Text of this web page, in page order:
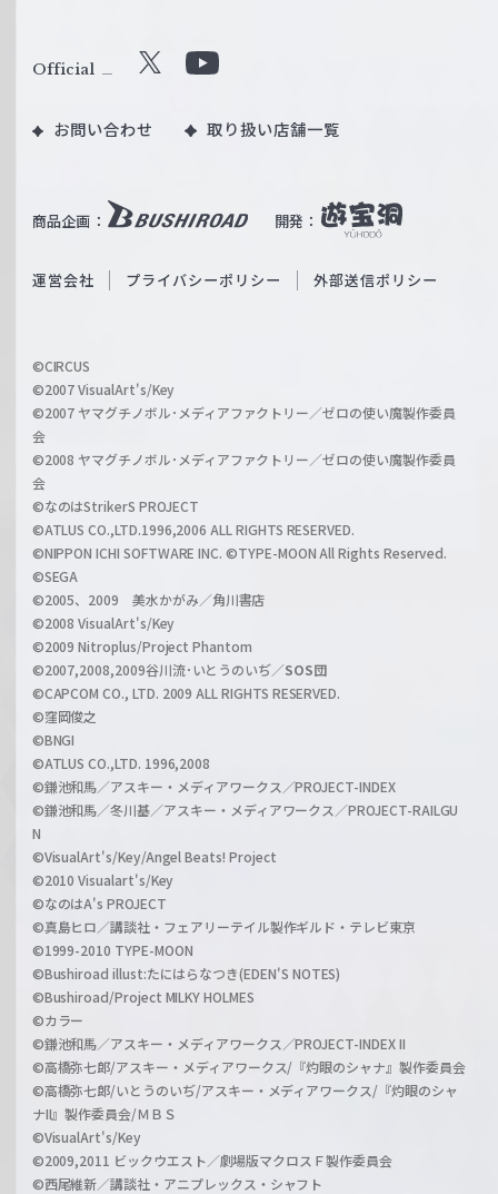
ル
W
ß
c
a
r
z
商品企画： 開発：
Official X
u
b
O
i
l
h
a
n
l
お問い合わせ 取り扱い店舗一覧
運営会社 プライバシーポリシー 外部送信ポリシー
©CIRCUS
©2007 VisualArt's/Key
©2007 ヤマグチノボル･メディアファクトリー／ゼロの使い魔製作委員
会
©2008 ヤマグチノボル･メディアファクトリー／ゼロの使い魔製作委員
会
©なのはStrikerS PROJECT
©ATLUS CO.,LTD.1996,2006 ALL RIGHTS RESERVED.
©NIPPON ICHI SOFTWARE INC. ©TYPE-MOON All Rights Reserved.
©SEGA
©2005、2009 美水かがみ／角川書店
©2008 VisualArt's/Key
©2009 Nitroplus/Project Phantom
©2007,2008,2009谷川流･いとうのいぢ／SOS団
©CAPCOM CO., LTD. 2009 ALL RIGHTS RESERVED.
©窪岡俊之
©BNGI
©ATLUS CO.,LTD. 1996,2008
©鎌池和馬／アスキー・メディアワークス／PROJECT-INDEX
©鎌池和馬／冬川基／アスキー・メディアワークス／PROJECT-RAILGU
N
©VisualArt's/Key/Angel Beats! Project
©2010 Visualart's/Key
©なのはA's PROJECT
©真島ヒロ／講談社・フェアリーテイル製作ギルド・テレビ東京
©1999-2010 TYPE-MOON
©Bushiroad illust:たにはらなつき(EDEN'S NOTES)
©Bushiroad/Project MILKY HOLMES
©カラー
©鎌池和馬／アスキー・メディアワークス／PROJECT-INDEX II
©高橋弥七郎/アスキー・メディアワークス/『灼眼のシャナ』製作委員会
©高橋弥七郎/いとうのいぢ/アスキー・メディアワークス/『灼眼のシャ
ナII』製作委員会/ＭＢＳ
©VisualArt's/Key
©2009,2011 ビックウエスト／劇場版マクロスＦ製作委員会
©西尾維新／講談社・アニプレックス・シャフト